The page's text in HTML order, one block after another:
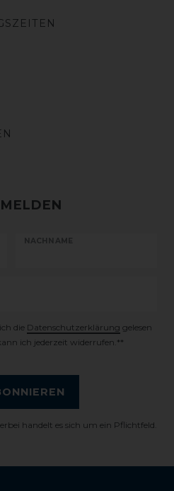
NACHNAME
die Daten­schutz­erklärung gelesen
ich jederzeit widerrufen.**
handelt es sich um ein Pflichtfeld.